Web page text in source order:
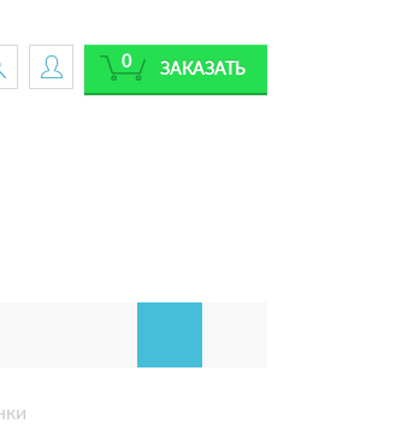
ЗАКАЗАТЬ
0